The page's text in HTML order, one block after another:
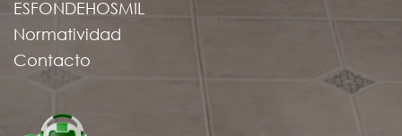
ESFONDEHOSMIL
Normatividad
Contacto